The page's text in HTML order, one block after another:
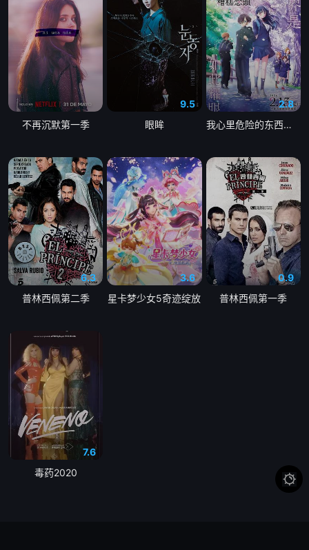
不再沉默第一季
9.5
眼眸
2.8
我心里危险的东西剧场版
6.3
普林西佩第二季
3.6
星卡梦少女5奇迹绽放
0.9
普林西佩第一季
7.6
毒药2020
